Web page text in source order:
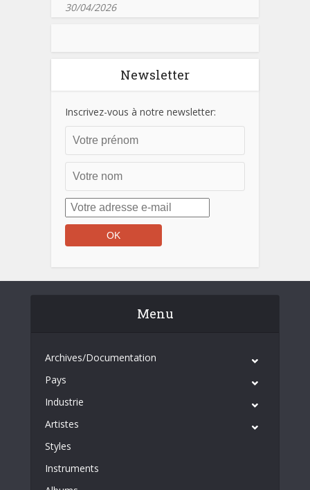
30/04/2026
Newsletter
Inscrivez-vous à notre newsletter:
Menu
Archives/Documentation
Pays
Industrie
Artistes
Styles
Instruments